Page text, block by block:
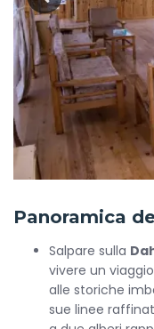
Panoramica
Salpare sulla
vivere un
alle storiche
sue linee